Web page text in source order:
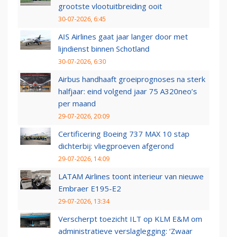
grootste vlootuitbreiding ooit
30-07-2026, 6:45
AIS Airlines gaat jaar langer door met
lijndienst binnen Schotland
30-07-2026, 6:30
Airbus handhaaft groeiprognoses na sterk
halfjaar: eind volgend jaar 75 A320neo’s
per maand
29-07-2026, 20:09
Certificering Boeing 737 MAX 10 stap
dichterbij: vliegproeven afgerond
29-07-2026, 14:09
LATAM Airlines toont interieur van nieuwe
Embraer E195-E2
29-07-2026, 13:34
Verscherpt toezicht ILT op KLM E&M om
administratieve verslaglegging: ‘Zwaar